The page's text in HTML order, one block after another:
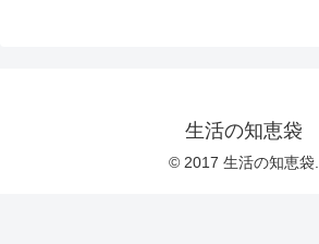
生活の知恵袋
© 2017 生活の知恵袋.